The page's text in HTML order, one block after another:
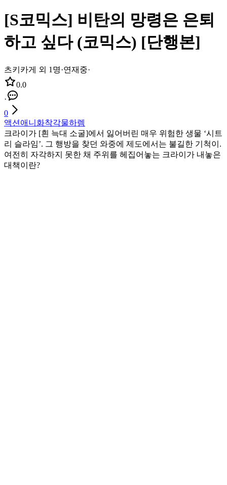
[S코믹스] 비탄의 망령은 은퇴
하고 싶다 (코믹스) [단행본]
츠키카게 외 1명·연재중·
0.0
·
0
액션 애니화착각물하렘
크라이가 [흰 늑대 소굴]에서 잃어버린 매우 위험한 생물 ‘시트
리 슬라임’. 그 행방을 찾던 와중에 제도에서는 불길한 기척이.
여전히 자각하지 못한 채 주위를 헤집어놓는 크라이가 내놓은
대책이란?